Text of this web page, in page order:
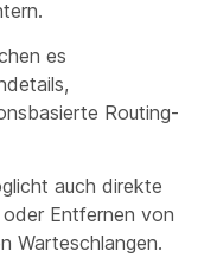
es
Routing-
auch direkte
Entfernen von
Warteschlangen.